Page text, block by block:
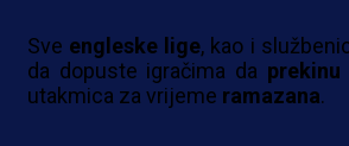
Sve engleske lige, kao i
da dopuste igračima da prekinu
utakmica za vrijeme ramazana.